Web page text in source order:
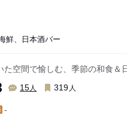
鮮、日本酒バー
た空間で愉しむ、季節の和食
15人 319 人
-